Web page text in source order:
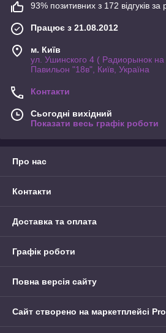
93% позитивних з 172 відгуків за
Працює з 21.08.2012
м. Київ
ул. Ушинского 4 ( Радиорынок на
Павильон "18в", Київ, Україна
Контакти
Сьогодні вихідний
Показати весь графік роботи
Про нас
Контакти
Доставка та оплата
Графік роботи
Повна версія сайту
Сайт створено на маркетплейсі